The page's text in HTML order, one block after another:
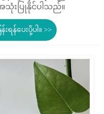
သုံးပြုနိုင်ပါသည်။
းရန်ပေးပို့ပါ။ >>